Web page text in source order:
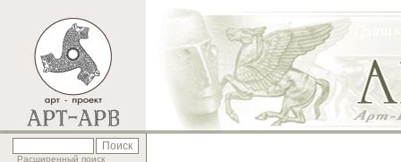
Расширенный поиск